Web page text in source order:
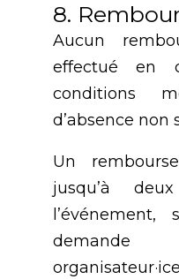
8.
Aucun
effectué en
conditions
d’absence non
Un
jusqu’à
l’événement,